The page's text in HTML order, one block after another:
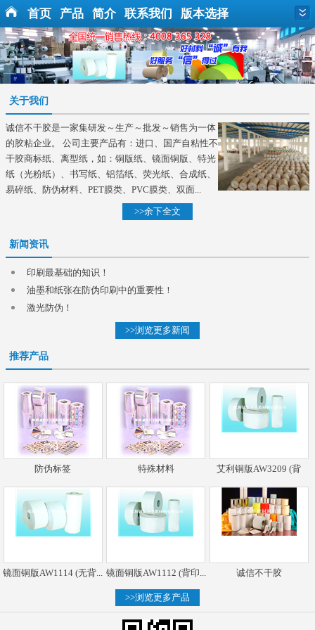
首页 产品 简介 联系我们 版本选择
关于我们
诚信不干胶是一家集研发～生产～批发～销售为一体
的胶粘企业。 公司主要产品有：进口、国产自粘性不
干胶商标纸、离型纸，如：铜版纸、镜面铜版、特光
纸（光粉纸）、书写纸、铝箔纸、荧光纸、合成纸、
易碎纸、防伪材料、PET膜类、PVC膜类、双面...
>>余下全文
新闻资讯
印刷最基础的知识！
油墨和纸张在防伪印刷中的重要性！
激光防伪！
>>浏览更多新闻
推荐产品
防伪标签 特殊材料 艾利铜版AW3209 (背
镜面铜版AW1114 (无背... 镜面铜版AW1112 (背印... 诚信不干胶
>>浏览更多产品